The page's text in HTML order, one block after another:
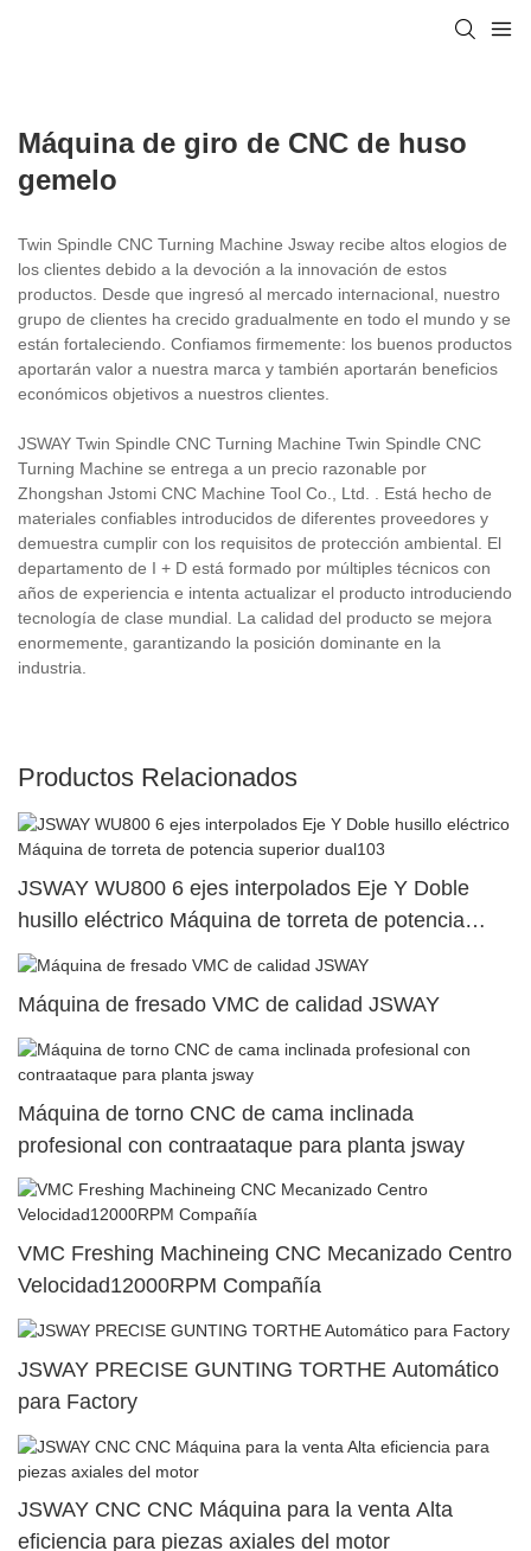
Máquina de giro de CNC de huso
gemelo
Twin Spindle CNC Turning Machine Jsway recibe altos elogios de
los clientes debido a la devoción a la innovación de estos
productos. Desde que ingresó al mercado internacional, nuestro
grupo de clientes ha crecido gradualmente en todo el mundo y se
están fortaleciendo. Confiamos firmemente: los buenos productos
aportarán valor a nuestra marca y también aportarán beneficios
económicos objetivos a nuestros clientes.
JSWAY Twin Spindle CNC Turning Machine Twin Spindle CNC
Turning Machine se entrega a un precio razonable por
Zhongshan Jstomi CNC Machine Tool Co., Ltd. . Está hecho de
materiales confiables introducidos de diferentes proveedores y
demuestra cumplir con los requisitos de protección ambiental. El
departamento de I + D está formado por múltiples técnicos con
años de experiencia e intenta actualizar el producto introduciendo
tecnología de clase mundial. La calidad del producto se mejora
enormemente, garantizando la posición dominante en la
industria.
Productos Relacionados
JSWAY WU800 6 ejes interpolados Eje Y Doble
husillo eléctrico Máquina de torreta de potencia
superior dual103
Máquina de fresado VMC de calidad JSWAY
Máquina de torno CNC de cama inclinada
profesional con contraataque para planta jsway
VMC Freshing Machineing CNC Mecanizado Centro
Velocidad12000RPM Compañía
JSWAY PRECISE GUNTING TORTHE Automático
para Factory
JSWAY CNC CNC Máquina para la venta Alta
eficiencia para piezas axiales del motor